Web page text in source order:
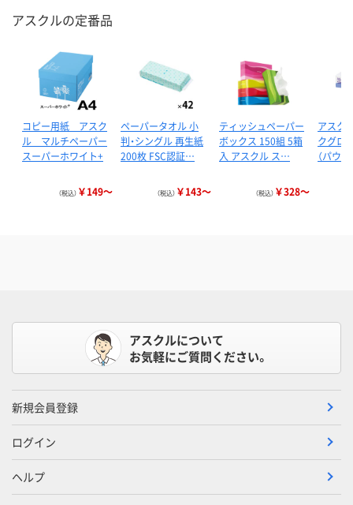
アスクルの定番品
コピー用紙 アスク
ル マルチペーパー
スーパーホワイト+
（税込） ￥149～
ペーパータオル 小
判・シングル 再生紙
200枚 FSC認証…
（税込） ￥143～
ティッシュペーパー
ボックス 150組 5箱
入 アスクル ス…
（税込） ￥328～
アスク
クグロ
（パウ
アスクルについて
お気軽にご質問ください。
新規会員登録
ログイン
ヘルプ